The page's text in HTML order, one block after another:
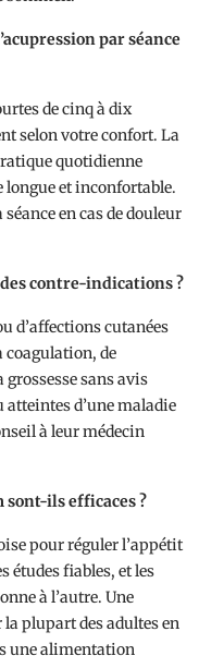
par séance
de cinq à dix
selon votre confort. La
quotidienne
longue et inconfortable.
en cas de douleur
contre-indications ?
d’affections cutanées
coagulation, de
sans avis
atteintes d’une maladie
à leur médecin
sont-ils efficaces ?
pour réguler l’appétit
études fiables, et les
à l’autre. Une
plupart des adultes en
une alimentation